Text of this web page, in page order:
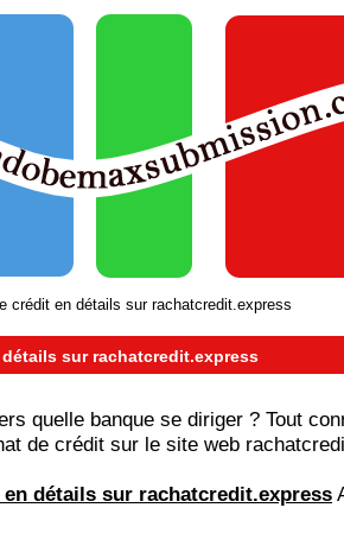
crédit en détails sur rachatcredit.express
sur rachatcredit.express
quelle banque se diriger ? Tout
de crédit sur le site web
détails sur rachatcredit.express